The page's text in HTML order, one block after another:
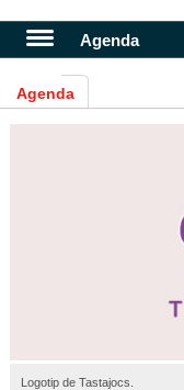
Agenda
Agenda
Logotip de Tastajocs.